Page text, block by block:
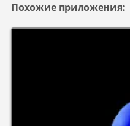
Похожие приложения: